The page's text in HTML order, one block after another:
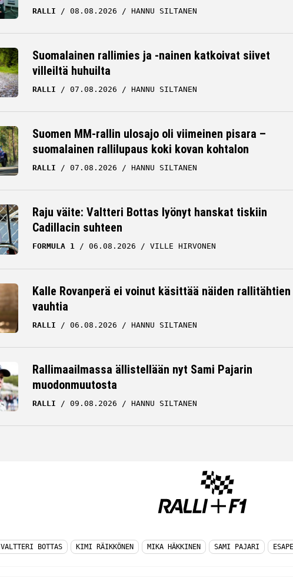
RALLI 08.08.2026 HANNU SILTANEN
Suomalainen rallimies ja -nainen katkoivat siivet
villeiltä huhuilta
RALLI 07.08.2026 HANNU SILTANEN
Suomen MM-rallin ulosajo oli viimeinen pisara –
suomalainen rallilupaus koki kovan kohtalon
RALLI 07.08.2026 HANNU SILTANEN
Raju väite: Valtteri Bottas lyönyt hanskat tiskiin
Cadillacin suhteen
FORMULA 1 06.08.2026 VILLE HIRVONEN
Kalle Rovanperä ei voinut käsittää näiden rallitähtien
vauhtia
RALLI 06.08.2026 HANNU SILTANEN
Rallimaailmassa ällistellään nyt Sami Pajarin
muodonmuutosta
RALLI 09.08.2026 HANNU SILTANEN
VALTTERI BOTTAS KIMI RÄIKKÖNEN MIKA HÄKKINEN SAMI PAJARI